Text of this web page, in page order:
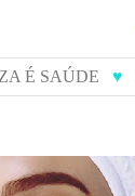
É SAÚDE ♥